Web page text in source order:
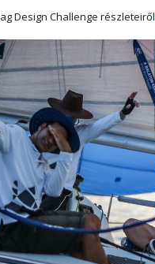
Design Challenge részleteiről